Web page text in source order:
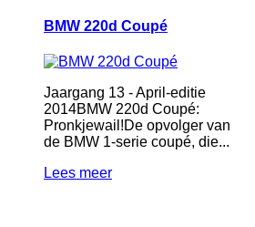
BMW 220d Coupé
Jaargang 13 - April-editie
2014BMW 220d Coupé:
Pronkjewail!De opvolger van
de BMW 1-serie coupé, die...
Lees meer